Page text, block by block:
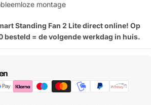
montage
Standing Fan 2 Lite direct online! Op
besteld = de volgende werkdag in huis.